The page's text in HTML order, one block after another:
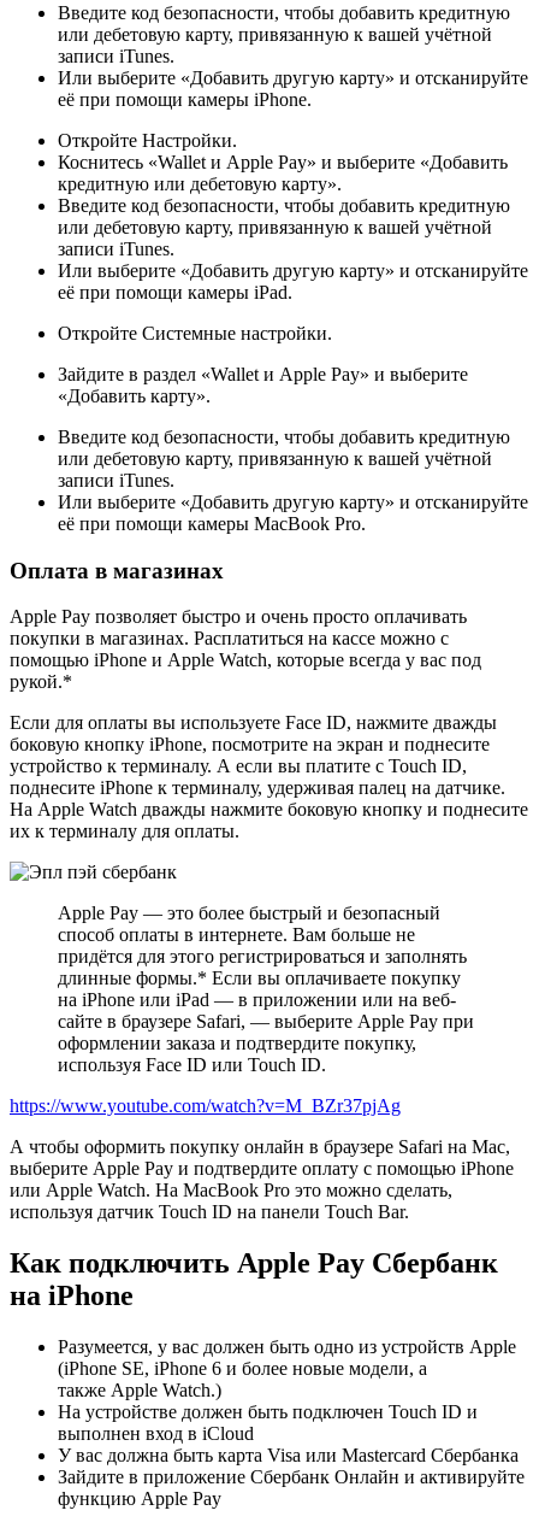
Введите код безопасности, чтобы добавить кредитную
или дебетовую карту, привязанную к вашей учётной
записи iTunes.
Или выберите «Добавить другую карту» и отсканируйте
её при помощи камеры iPhone.
Откройте Настройки.
Коснитесь «Wallet и Apple Pay» и выберите «Добавить
кредитную или дебетовую карту».
Введите код безопасности, чтобы добавить кредитную
или дебетовую карту, привязанную к вашей учётной
записи iTunes.
Или выберите «Добавить другую карту» и отсканируйте
её при помощи камеры iPad.
Откройте Системные настройки.
Зайдите в раздел «Wallet и Apple Pay» и выберите
«Добавить карту».
Введите код безопасности, чтобы добавить кредитную
или дебетовую карту, привязанную к вашей учётной
записи iTunes.
Или выберите «Добавить другую карту» и отсканируйте
её при помощи камеры MacBook Pro.
Оплата в магазинах
Apple Pay позволяет быстро и очень просто оплачивать
покупки в магазинах. Расплатиться на кассе можно с
помощью iPhone и Apple Watch, которые всегда у вас под
рукой.*
Если для оплаты вы используете Face ID, нажмите дважды
боковую кнопку iPhone, посмотрите на экран и поднесите
устройство к терминалу. А если вы платите с Touch ID,
поднесите iPhone к терминалу, удерживая палец на датчике.
На Apple Watch дважды нажмите боковую кнопку и поднесите
их к терминалу для оплаты.
Apple Pay — это более быстрый и безопасный
способ оплаты в интернете. Вам больше не
придётся для этого регистрироваться и заполнять
длинные формы.* Если вы оплачиваете покупку
на iPhone или iPad — в приложении или на веб-
сайте в браузере Safari, — выберите Apple Pay при
оформлении заказа и подтвердите покупку,
используя Face ID или Touch ID.
https://www.youtube.com/watch?v=M_BZr37pjAg
А чтобы оформить покупку онлайн в браузере Safari на Mac,
выберите Apple Pay и подтвердите оплату с помощью iPhone
или Apple Watch. На MacBook Pro это можно сделать,
используя датчик Touch ID на панели Touch Bar.
Как подключить Apple Pay Cбербанк
на iPhone
Разумеется, у вас должен быть одно из устройств Apple
(iPhone SE, iPhone 6 и более новые модели, а
также Apple Watch.)
На устройстве должен быть подключен Touch ID и
выполнен вход в iCloud
У вас должна быть карта Visa или Masterсard Сбербанка
Зайдите в приложение Сбербанк Онлайн и активируйте
функцию Apple Pay